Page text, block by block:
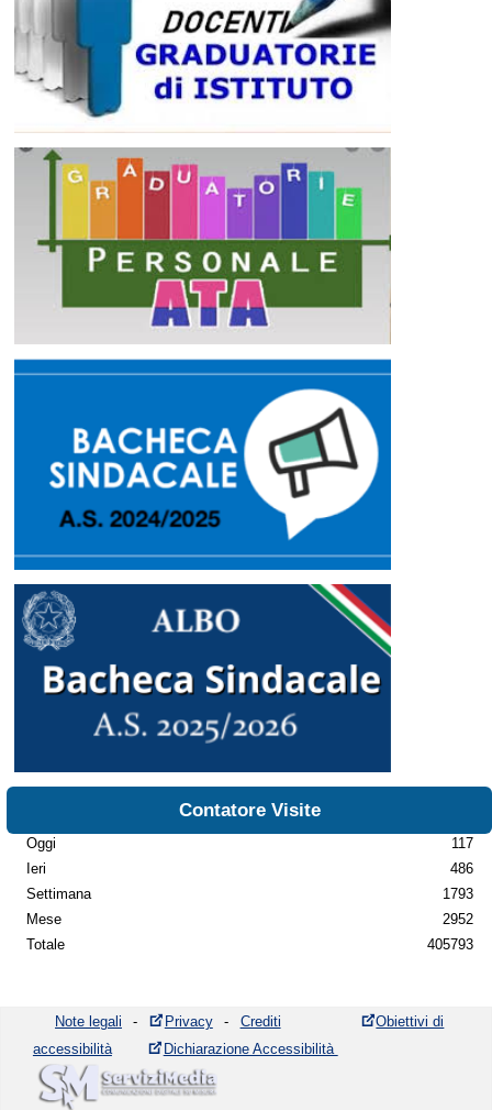
Contatore Visite
Oggi
117
Ieri
486
Settimana
1793
Mese
2952
Totale
405793
Note legali - Privacy - Crediti
Obiettivi di
accessibilità
Dichiarazione Accessibilità